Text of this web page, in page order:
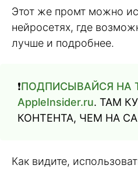
Этот же промт можно
нейросетях, где
лучше и подробнее.
❗️ПОДПИСЫВАЙСЯ НА
AppleInsider.ru. ТАМ
КОНТЕНТА, ЧЕМ НА
Как видите,